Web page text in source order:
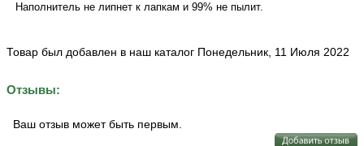
Наполнитель не липнет к лапкам и 99% не пылит.
Товар был добавлен в наш каталог Понедельник, 11 Июля 2022
Отзывы:
Ваш отзыв может быть первым.